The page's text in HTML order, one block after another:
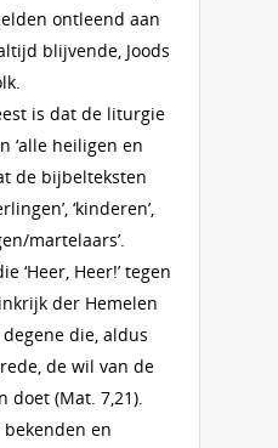
ontleend aan
blijvende, Joods
is dat de liturgie
‘alle heiligen en
de bijbelteksten
‘kinderen’,
martelaars’.
‘Heer, Heer!’ tegen
der Hemelen
die, aldus
de wil van de
doet (Mat. 7,21).
en